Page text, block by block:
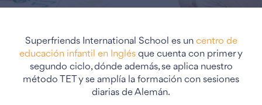
Superfriends International School es un centro de
educación infantil en Inglés que cuenta con primer y
segundo ciclo, dónde además, se aplica nuestro
método TET y se amplía la formación con sesiones
diarias de Alemán.